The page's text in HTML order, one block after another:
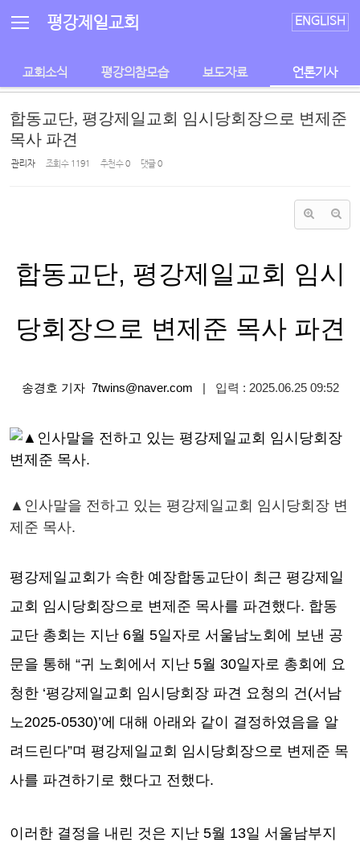
평강제일교회 ENGLISH
교회소식 평강의참모습 보도자료 언론기사
합동교단, 평강제일교회 임시당회장으로 변제준
목사 파견
관리자 조회 수 1191 추천 수0 댓글0
합동교단, 평강제일교회 임시
당회장으로 변제준 목사 파견
송경호 기자 7twins@naver.com 입력 : 2025.06.25 09:52
▲인사말을 전하고 있는 평강제일교회 임시당회장 변
제준 목사.
평강제일교회가 속한 예장합동교단이 최근 평강제일
교회 임시당회장으로 변제준 목사를 파견했다. 합동
교단 총회는 지난 6월 5일자로 서울남노회에 보낸 공
문을 통해 “귀 노회에서 지난 5월 30일자로 총회에 요
청한 ‘평강제일교회 임시당회장 파견 요청의 건(서남
노2025-0530)’에 대해 아래와 같이 결정하였음을 알
려드린다”며 평강제일교회 임시당회장으로 변제준 목
사를 파견하기로 했다고 전했다.
이러한 결정을 내린 것은 지난 5월 13일 서울남부지